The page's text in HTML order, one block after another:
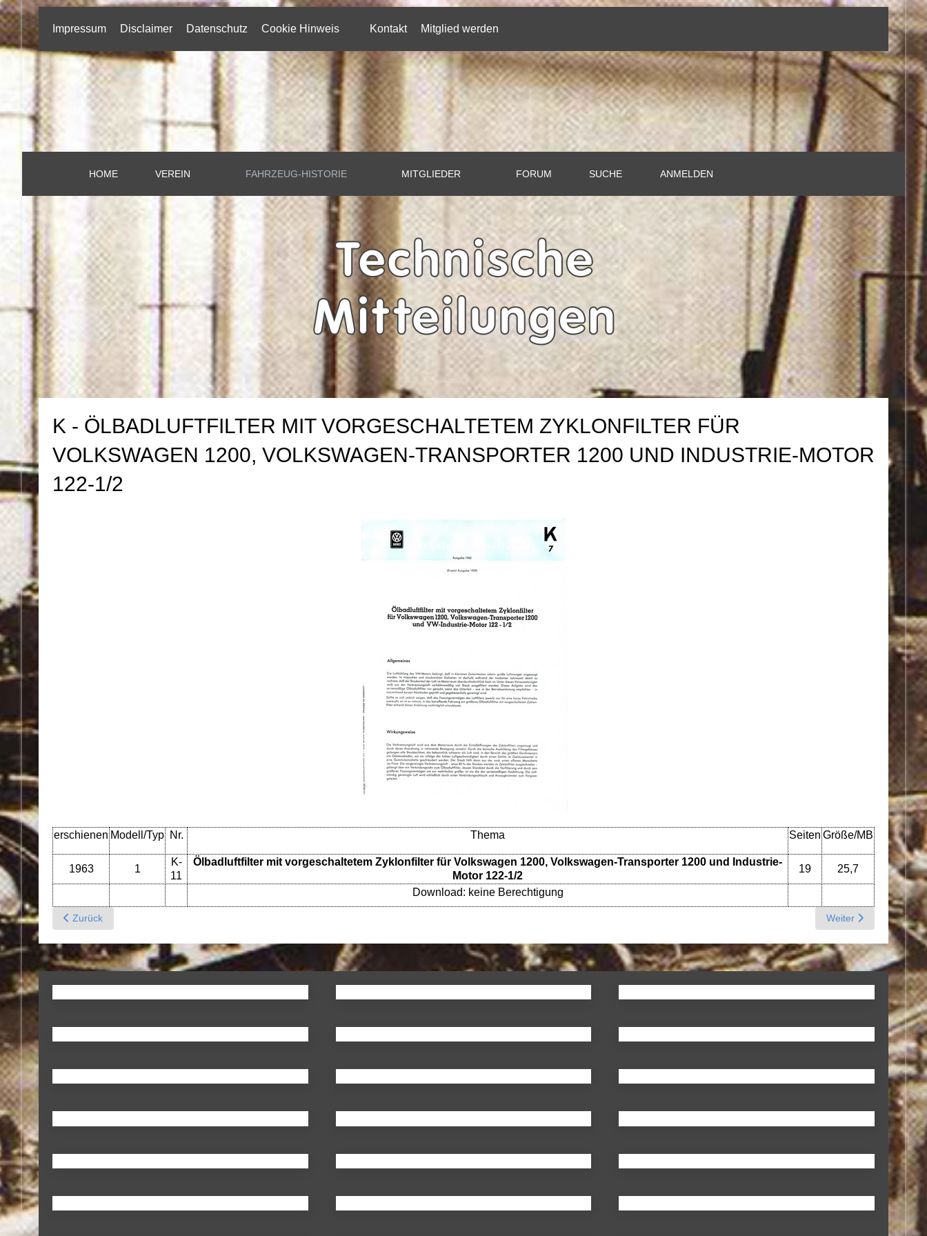
Impressum Disclaimer Datenschutz Cookie Hinweis Kontakt Mitglied werden
HOME VEREIN FAHRZEUG-HISTORIE MITGLIEDER FORUM SUCHE ANMELDEN
K - ÖLBADLUFTFILTER MIT VORGESCHALTETEM ZYKLONFILTER FÜR
VOLKSWAGEN 1200, VOLKSWAGEN-TRANSPORTER 1200 UND INDUSTRIE-MOTOR
122-1/2
erschienen Modell/Typ Nr. Thema Seiten Größe/MB
1963 1
K-
11
Ölbadluftfilter mit vorgeschaltetem Zyklonfilter für Volkswagen 1200, Volkswagen-Transporter 1200 und Industrie-
Motor 122-1/2
19
25,7
Download: keine Berechtigung
Previous article: K - Ölbadluftfilter mit Vorwärmung - (Nachtäglicher Einbau in Volkswagen 1200 Limousine an Fahrgestell-Nr. 5199981, 30 PS mit Frischluftheizung)
Zurück Next article: K -
Weiter